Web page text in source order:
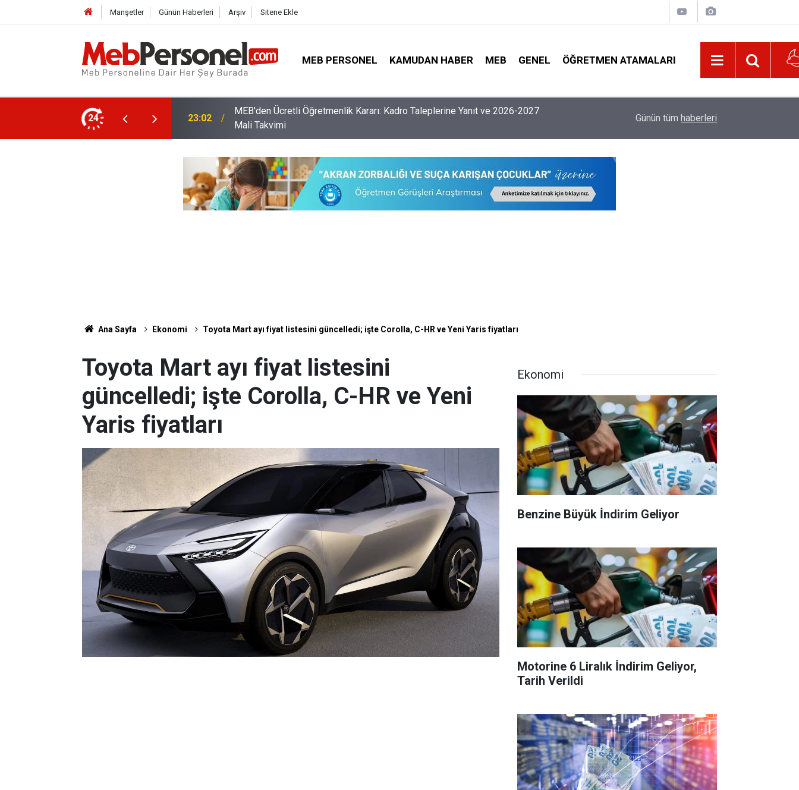
Manşetler Günün Haberleri Arşiv Sitene Ekle
MEB PERSONEL KAMUDAN HABER MEB GENEL ÖĞRETMEN ATAMALARI
24
Kadro Taleplerine Yanıt ve 2026-2027
22:32 Öğretmenlerin Özür Grubu İller Arası Muhtemel İl Emri Atama Tarihleri MEB, 2026-2027 Eğitim Yılı Kayıtlarında Yeni
Günün tüm haberleri
Ana Sayfa Ekonomi Toyota Mart ayı fiyat listesini güncelledi; işte Corolla, C-HR ve Yeni Yaris fiyatları
Toyota Mart ayı fiyat listesini
güncelledi; işte Corolla, C-HR ve Yeni
Yaris fiyatları
Ekonomi
Benzine Büyük İndirim Geliyor
Motorine 6 Liralık İndirim Geliyor,
Tarih Verildi